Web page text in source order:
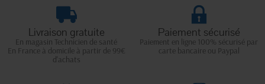
Livraison gratuite
En magasin Technicien de santé
En France à domicile à partir de 99€
d'achats
Paiement sécurisé
Paiement en ligne 100% sécurisé par
carte bancaire ou Paypal